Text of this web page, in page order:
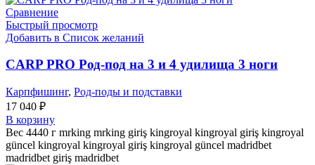
Сравнение
Быстрый просмотр
Добавить в Список желаний
CARP PRO Род-под на 3 и 4 удилища 3 ноги
Карпфишинг, Род-поды и подставки
17 040 ₽
В корзину
Вес 4440 г mrking mrking giriş kingroyal kingroyal giriş kingroyal
güncel kingroyal kingroyal giriş kingroyal güncel madridbet
madridbet giriş madridbet